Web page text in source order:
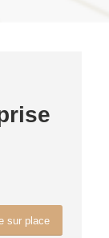
sur place